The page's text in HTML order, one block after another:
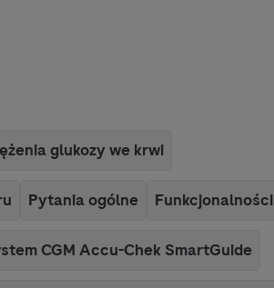
glukozy we krwi
Pytania ogólne Funkcjonalności
CGM Accu-Chek SmartGuide